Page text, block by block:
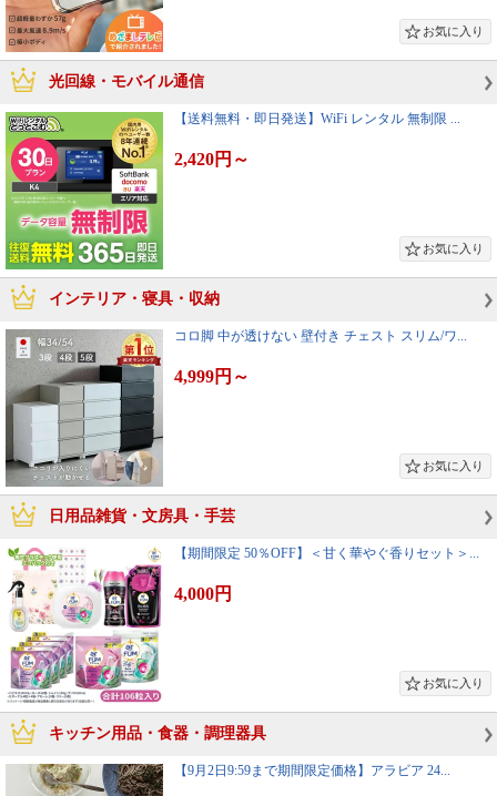
光回線・モバイル通信
【送料無料・即日発送】WiFi レンタル 無制限 ...
2,420円 ～
インテリア・寝具・収納
コロ脚 中が透けない 壁付き チェスト スリム/ワ...
4,999円 ～
日用品雑貨・文房具・手芸
【期間限定 50％OFF】＜甘く華やぐ香りセット＞...
4,000円
キッチン用品・食器・調理器具
【9月2日9:59まで期間限定価格】アラビア 24...